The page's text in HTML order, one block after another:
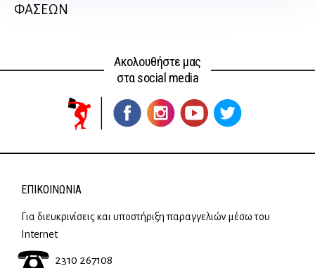
ΦΑΣΕΩΝ
Ακολουθήστε μας
στα social media
ΕΠΙΚΟΙΝΩΝΊΑ
Για διευκρινίσεις και υποστήριξη παραγγελιών μέσω του
Internet
2310 267108